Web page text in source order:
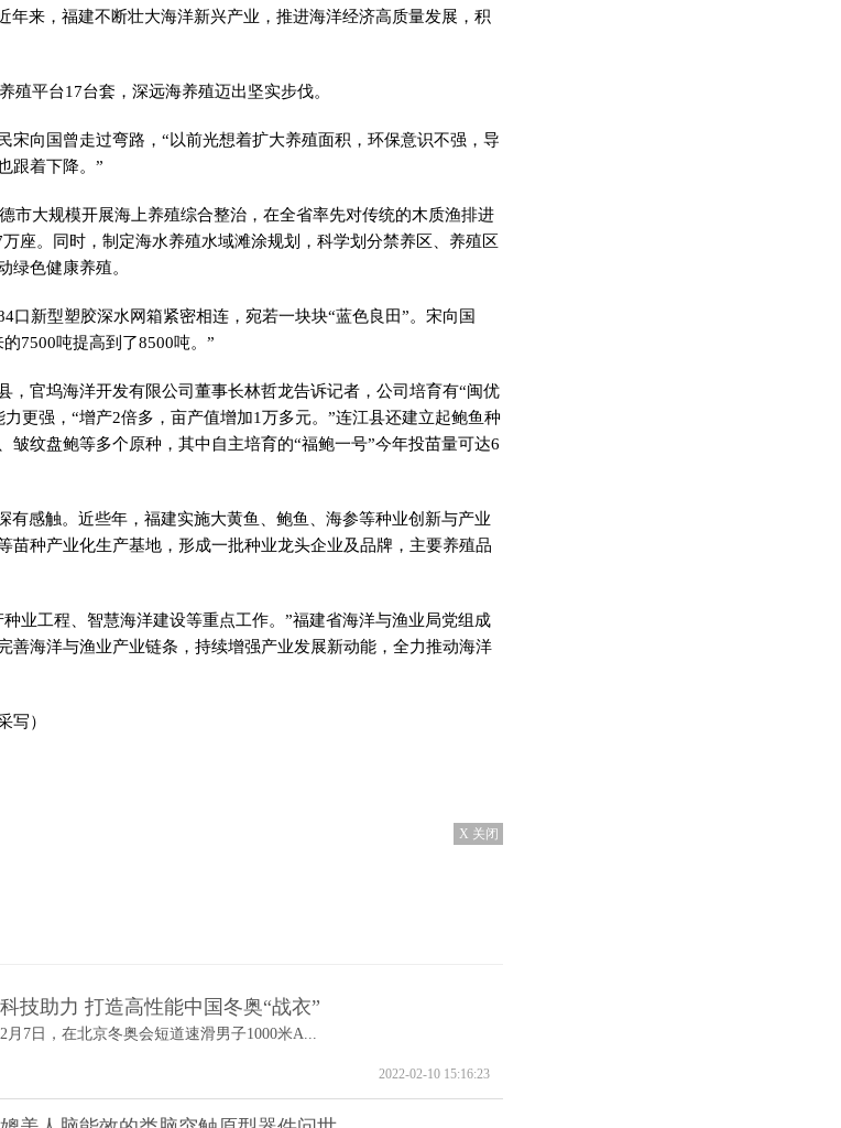
年来，福建不断壮大海洋新兴产业，推进海洋经济高质量发展，积
殖平台17台套，深远海养殖迈出坚实步伐。
宋向国曾走过弯路，“以前光想着扩大养殖面积，环保意识不强，导
跟着下降。”
市大规模开展海上养殖综合整治，在全省率先对传统的木质渔排进
座。同时，制定海水养殖水域滩涂规划，科学划分禁养区、养殖区
绿色健康养殖。
口新型塑胶深水网箱紧密相连，宛若一块块“蓝色良田”。宋向国
7500吨提高到了8500吨。”
，官坞海洋开发有限公司董事长林哲龙告诉记者，公司培育有“闽优
更强，“增产2倍多，亩产值增加1万多元。”连江县还建立起鲍鱼种
皱纹盘鲍等多个原种，其中自主培育的“福鲍一号”今年投苗量可达6
有感触。近些年，福建实施大黄鱼、鲍鱼、海参等种业创新与产业
苗种产业化生产基地，形成一批种业龙头企业及品牌，主要养殖品
业工程、智慧海洋建设等重点工作。”福建省海洋与渔业局党组成
善海洋与渔业产业链条，持续增强产业发展新动能，全力推动海洋
写）
X 关闭
科技助力 打造高性能中国冬奥“战衣”
2月7日，在北京冬奥会短道速滑男子1000米A...
2022-02-10 15:16:23